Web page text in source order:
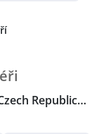
Republic…